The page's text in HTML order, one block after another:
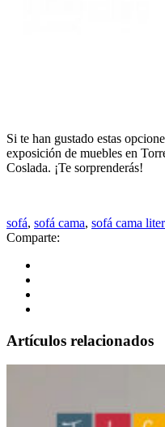
Si te han gustado estas
exposición de muebles en
Coslada. ¡Te sorprenderás!
sofá, sofá cama, sofá cama
Comparte:
Artículos relacionados